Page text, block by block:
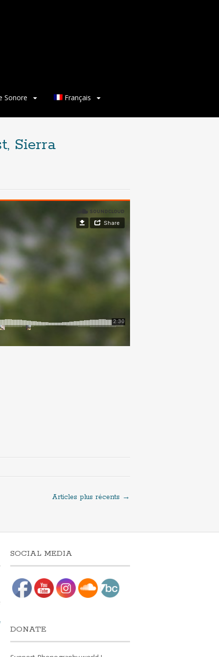
Sonore Français
Sierra
Articles plus récents →
SOCIAL MEDIA
DONATE